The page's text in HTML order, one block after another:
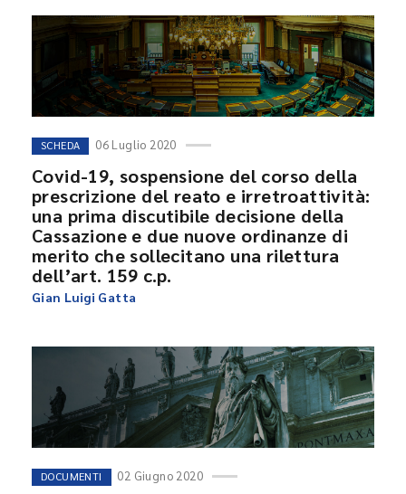
SCHEDA 06 Luglio 2020
Covid-19, sospensione del corso della
prescrizione del reato e irretroattività:
una prima discutibile decisione della
Cassazione e due nuove ordinanze di
merito che sollecitano una rilettura
dell’art. 159 c.p.
Gian Luigi Gatta
DOCUMENTI 02 Giugno 2020